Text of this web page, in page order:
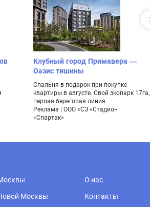
Клубный город Примавера —
Оазис тишины
Спальня в подарок при покупке
квартиры в августе. Свой экопарк 17га,
первая береговая линия.
Реклама | ООО «СЗ «Стадион
«Спартак»
Москвы
О нас
Контакты